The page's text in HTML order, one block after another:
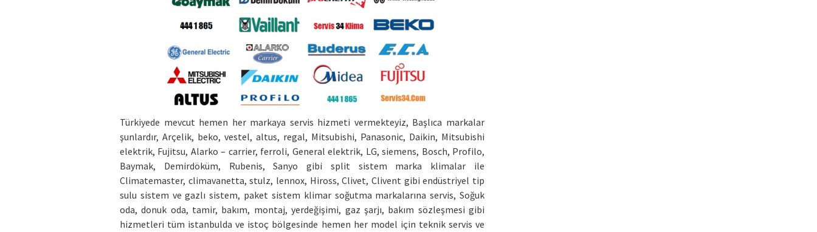
Türkiyede mevcut hemen her markaya servis hizmeti vermekteyiz, Başlıca markalar
şunlardır, Arçelik, beko, vestel, altus, regal, Mitsubishi, Panasonic, Daikin, Mitsubishi
elektrik, Fujitsu, Alarko – carrier, ferroli, General elektrik, LG, siemens, Bosch, Profilo,
Baymak, Demirdöküm, Rubenis, Sanyo gibi split sistem marka klimalar ile
Climatemaster, climavanetta, stulz, lennox, Hiross, Clivet, Clivent gibi endüstriyel tip
sulu sistem ve gazlı sistem, paket sistem klimar soğutma markalarına servis, Soğuk
oda, donuk oda, tamir, bakım, montaj, yerdeğişimi, gaz şarjı, bakım sözleşmesi gibi
hizmetleri tüm istanbulda ve istoç bölgesinde hemen her model için teknik servis ve